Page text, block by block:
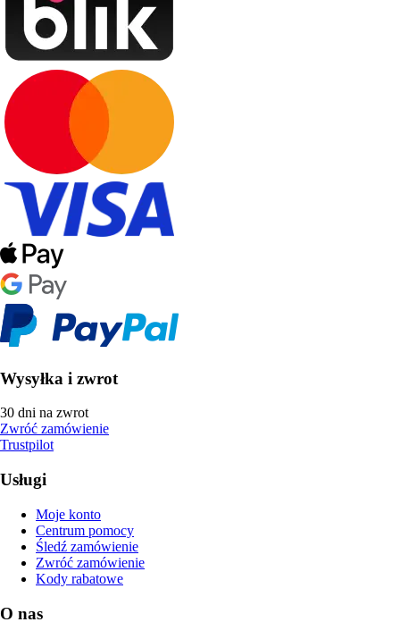
Wysyłka i zwrot
30 dni na zwrot
Zwróć zamówienie
Trustpilot
Usługi
Moje konto
Centrum pomocy
Śledź zamówienie
Zwróć zamówienie
Kody rabatowe
O nas